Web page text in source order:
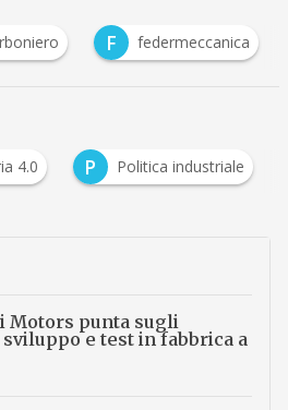
federmeccanica F
4.0 P Politica industriale
Motors punta sugli
e test in fabbrica a